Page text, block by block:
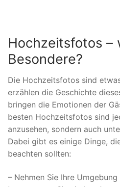
Hochzeitsfotos –
Besondere?
Die Hochzeitsfotos sind
erzählen die Geschichte
bringen die Emotionen der
besten Hochzeitsfotos sind
anzusehen, sondern auch
Dabei gibt es einige Dinge,
beachten sollten:
– Nehmen Sie Ihre